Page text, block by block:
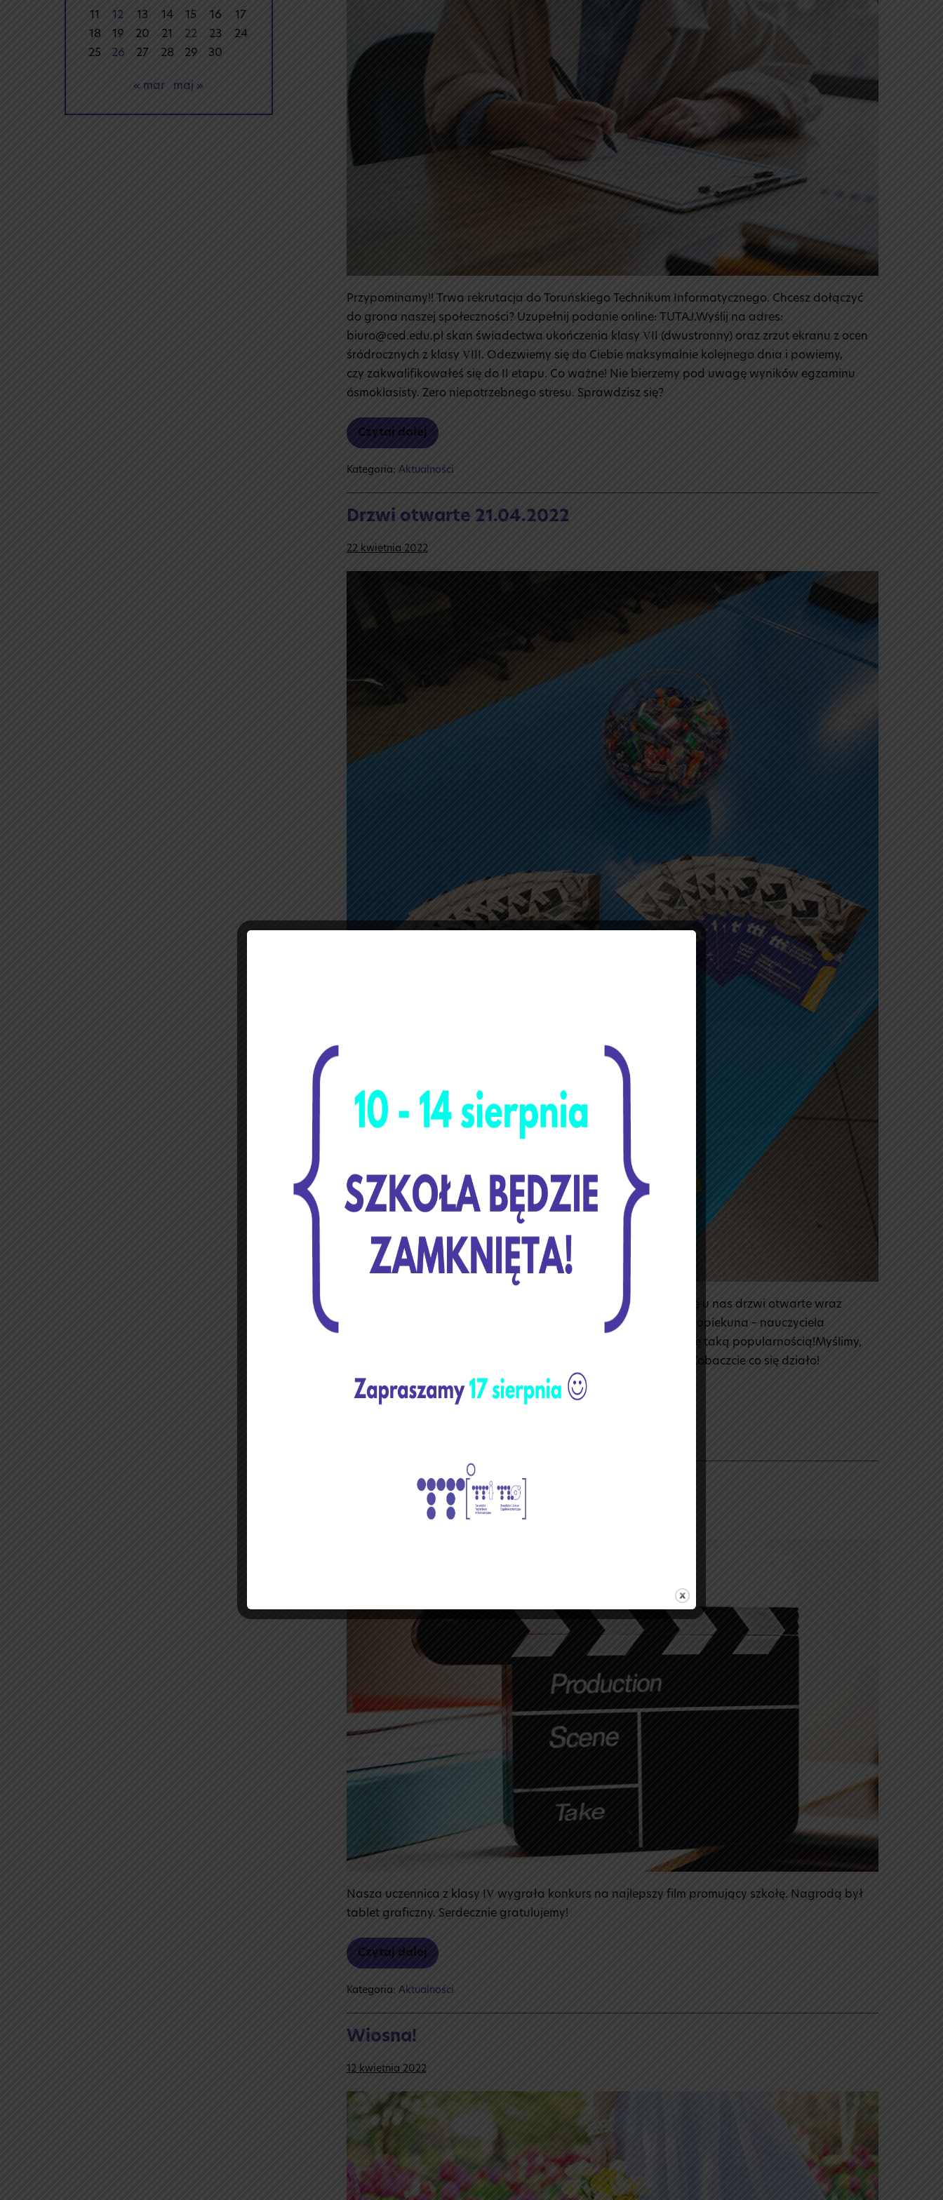
11
12 13 14 15 16
17
18
19 20 21 22 23
24
25
26 27 28 29 30
« mar maj »
Przypominamy!! Trwa rekrutacja do Toruńskiego Technikum Informatycznego. Chcesz dołączyć
do grona naszej społeczności? Uzupełnij podanie online: TUTAJ.Wyślij na adres:
biuro@ced.edu.pl skan świadectwa ukończenia klasy VII (dwustronny) oraz zrzut ekranu z ocen
śródrocznych z klasy VIII. Odezwiemy się do Ciebie maksymalnie kolejnego dnia i powiemy,
czy zakwalifikowałeś się do II etapu. Co ważne! Nie bierzemy pod uwagę wyników egzaminu
ósmoklasisty. Zero niepotrzebnego stresu. Sprawdzisz się?
Czytaj dalejPrzypomnienie
o rekrutacji
Kategoria: Aktualności
Drzwi otwarte 21.04.2022
22 kwietnia 2022
Wczoraj, 21.04.2022 roku, tradycyjnie przed majówką, odbyły się u nas drzwi otwarte wraz
z warsztatami przygotowanymi przez naszych uczniów oraz ich opiekuna – nauczyciela
przedmiotów praktycznych.Cieszymy się, że nasz dzień cieszył się taką popularnością!Myślimy,
że zarówno kandydaci jak i ich rodzice spędzili u nas miło czas.Zobaczcie co się działo!
Czytaj dalej
Konkurs na film
Nasza uczennica z klasy IV wygrała konkurs na najlepszy film promujący szkołę. Nagrodą był
tablet graficzny. Serdecznie gratulujemy!
Czytaj dalej
Konkurs
na film
Kategoria: Aktualności
Wiosna!
12 kwietnia 2022
Wiosna!